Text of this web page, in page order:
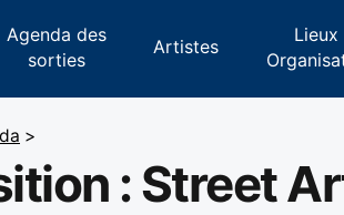
Agenda des
sorties
Artistes
Lieux
>
: Street